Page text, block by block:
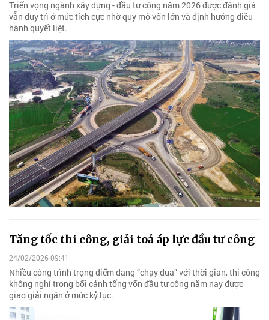
Triển vọng ngành xây dựng - đầu tư công năm 2026 được đánh giá
vẫn duy trì ở mức tích cực nhờ quy mô vốn lớn và định hướng điều
hành quyết liệt.
Tăng tốc thi công, giải toả áp lực đầu tư công
24/02/2026 09:41
Nhiều công trình trọng điểm đang “chạy đua” với thời gian, thi công
không nghỉ trong bối cảnh tổng vốn đầu tư công năm nay được
giao giải ngân ở mức kỷ lục.